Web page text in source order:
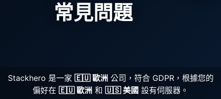
ChatWoot
常見問題
Stackhero 是一家 🇪🇺 歐洲 公司，符合 GDPR，根據您的
偏好在 🇪🇺 歐洲 和 🇺🇸 美國 設有伺服器。